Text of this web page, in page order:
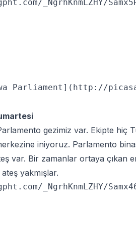
_NgrhKnmLZHY/
Parliament](http://
gezimiz var. Ekipte hiç
iniyoruz. Parlamento
var. Bir zamanlar ortaya çıkan
yakmışlar.
_NgrhKnmLZHY/